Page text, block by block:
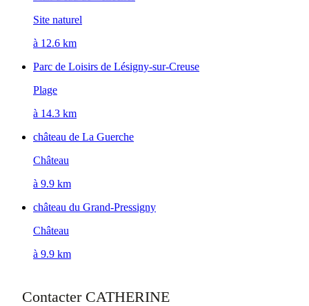
Site naturel
à 12.6 km
Parc de Loisirs de Lésigny-sur-Creuse
Plage
à 14.3 km
château de La Guerche
Château
à 9.9 km
château du Grand-Pressigny
Château
à 9.9 km
Contacter CATHERINE